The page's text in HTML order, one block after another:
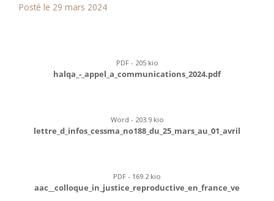
Posté le 29 mars 2024
PDF - 205 kio
halqa_-_appel_a_communications_2024.pdf
Word - 203.9 kio
lettre_d_infos_cessma_no188_du_25_mars_au_01_avril
PDF - 169.2 kio
aac__colloque_in_justice_reproductive_en_france_ve